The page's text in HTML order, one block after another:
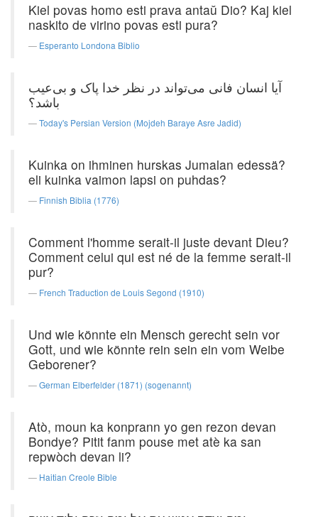
Kiel povas homo esti prava antaŭ Dio? Kaj kiel
naskito de virino povas esti pura?
Esperanto Londona Biblio
آیا انسان فانی می‌تواند در نظر خدا پاک و بی‌عیب
باشد؟
Today's Persian Version (Mojdeh Baraye Asre Jadid)
Kuinka on ihminen hurskas Jumalan edessä?
eli kuinka vaimon lapsi on puhdas?
Finnish Biblia (1776)
Comment l'homme serait-il juste devant Dieu?
Comment celui qui est né de la femme serait-il
pur?
French Traduction de Louis Segond (1910)
Und wie könnte ein Mensch gerecht sein vor
Gott, und wie könnte rein sein ein vom Weibe
Geborener?
German Elberfelder (1871) (sogenannt)
Atò, moun ka konprann yo gen rezon devan
Bondye? Pitit fanm pouse met atè ka san
repwòch devan li?
Haitian Creole Bible